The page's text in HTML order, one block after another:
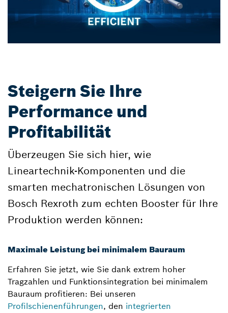
Steigern Sie Ihre
Performance und
Profitabilität
Überzeugen Sie sich hier, wie
Lineartechnik-Komponenten und die
smarten mechatronischen Lösungen von
Bosch Rexroth zum echten Booster für Ihre
Produktion werden können:
Maximale Leistung bei minimalem Bauraum
Erfahren Sie jetzt, wie Sie dank extrem hoher
Tragzahlen und Funktionsintegration bei minimalem
Bauraum profitieren: Bei unseren
Profilschienenführungen, den integrierten